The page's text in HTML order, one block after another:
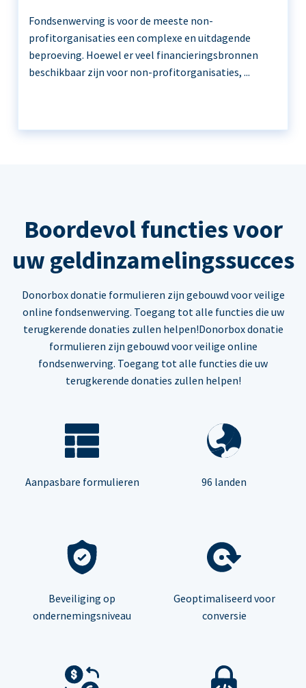
Fondsenwerving is voor de meeste non-
profitorganisaties een complexe en uitdagende
beproeving. Hoewel er veel financieringsbronnen
beschikbaar zijn voor non-profitorganisaties, ...
Boordevol functies voor
uw geldinzamelingssucces
Donorbox donatie formulieren zijn gebouwd voor veilige
online fondsenwerving. Toegang tot alle functies die uw
terugkerende donaties zullen helpen!Donorbox donatie
formulieren zijn gebouwd voor veilige online
fondsenwerving. Toegang tot alle functies die uw
terugkerende donaties zullen helpen!
Aanpasbare formulieren 96 landen
Beveiliging op
ondernemingsniveau
Geoptimaliseerd voor
conversie